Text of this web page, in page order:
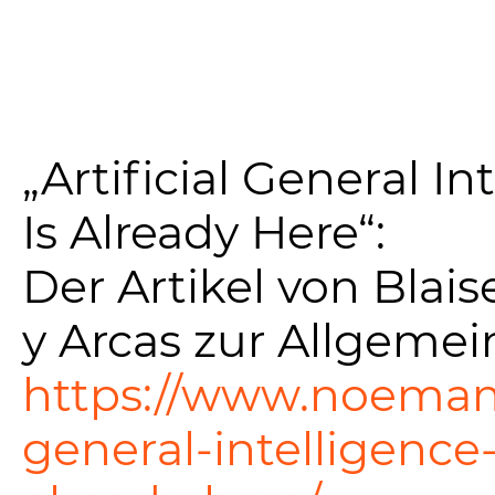
„Artificial General
Is Already Here“:
Der Artikel von
y Arcas zur
https://
general-